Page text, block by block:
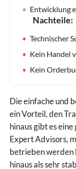
Entwicklung
Nachteile:
Technischer
Kein Handel
Kein
Die einfache und
ein Vorteil, den
hinaus gibt es
Expert Advisors,
betrieben werden
hinaus als sehr